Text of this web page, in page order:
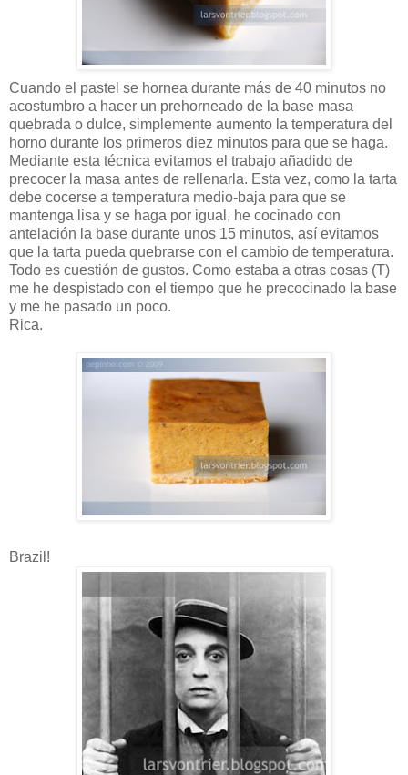
Cuando el pastel se hornea durante más de 40 minutos no
acostumbro a hacer un prehorneado de la base masa
quebrada o dulce, simplemente aumento la temperatura del
horno durante los primeros diez minutos para que se haga.
Mediante esta técnica evitamos el trabajo añadido de
precocer la masa antes de rellenarla. Esta vez, como la tarta
debe cocerse a temperatura medio-baja para que se
mantenga lisa y se haga por igual, he cocinado con
antelación la base durante unos 15 minutos, así evitamos
que la tarta pueda quebrarse con el cambio de temperatura.
Todo es cuestión de gustos. Como estaba a otras cosas (T)
me he despistado con el tiempo que he precocinado la base
y me he pasado un poco.
Rica.
Brazil!